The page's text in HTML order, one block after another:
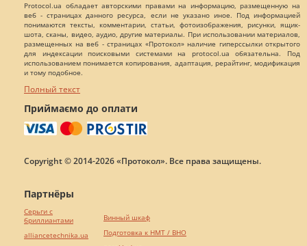
Protocol.ua обладает авторскими правами на информацию, размещенную на
веб - страницах данного ресурса, если не указано иное. Под информацией
понимаются тексты, комментарии, статьи, фотоизображения, рисунки, ящик-
шота, сканы, видео, аудио, другие материалы. При использовании материалов,
размещенных на веб - страницах «Протокол» наличие гиперссылки открытого
для индексации поисковыми системами на protocol.ua обязательна. Под
использованием понимается копирования, адаптация, рерайтинг, модификация
и тому подобное.
Полный текст
Приймаємо до оплати
Copyright © 2014-2026 «Протокол». Все права защищены.
Партнёры
Серьги с
бриллиантами
alliancetechnika.ua
Винный шкаф
Подготовка к НМТ / ВНО